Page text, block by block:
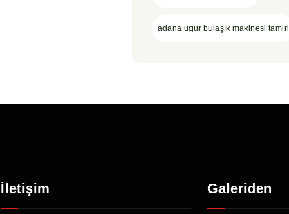
adana ugur bulaşık makinesi tamiri
İletişim Galeriden